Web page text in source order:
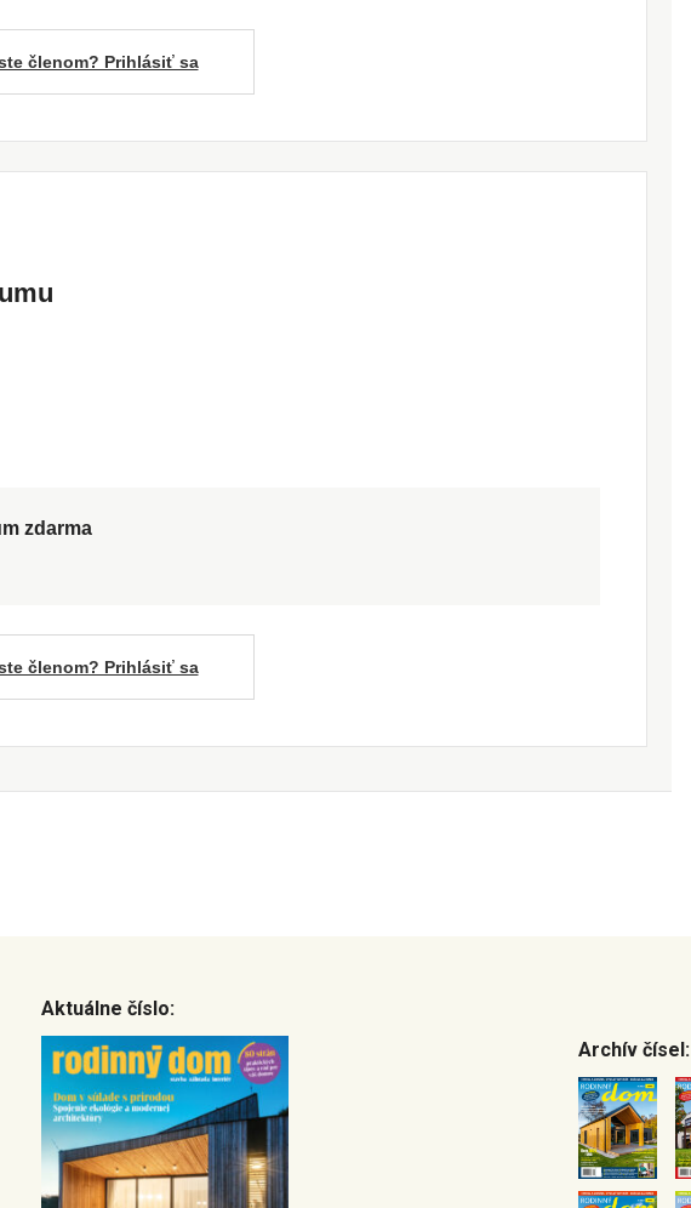
členom? Prihlásiť sa
zdarma
členom? Prihlásiť sa
Aktuálne číslo:
Archív čísel: